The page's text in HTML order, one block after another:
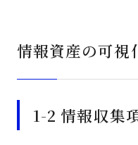
情報資産の可視
1-2 情報収集